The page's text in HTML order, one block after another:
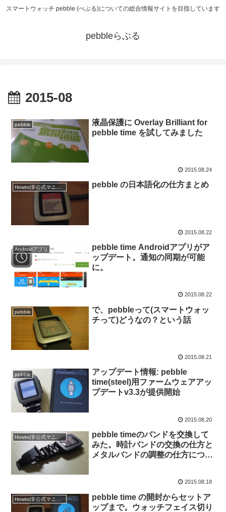
スマートウォッチ pebble (ぺぶる)についての総合情報サイトを目指しています
pebbleらぶる
2015-08
pebble
液晶保護に Overlay Brilliant for
pebble time を試してみました
2015.08.24
pebble の日本語化の仕方まとめ
2015.08.22
Androidアプリ
pebble time Androidアプリがア
ップデート。通知の同期が可能
に。
2015.08.22
pebble
で、pebbleって(スマートウォッ
チって)どうなの？という話
2015.08.21
pebble
アップデート情報: pebble
time(steel)用ファームウェアアッ
プデートv3.3が提供開始
2015.08.20
Howto(非公式マニュアル)
pebble timeのバンドを交換して
みた。時計バンドの交換の仕方と
メタルバンドの調整の仕方につい
2015.08.18
Howto(非公式マニュアル)
pebble time の開封からセットア
ップまで。ウォッチフェイス切り